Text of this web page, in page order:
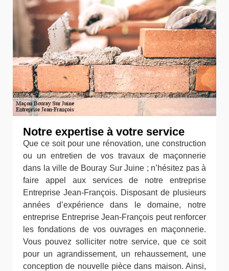
Notre expertise à votre service
Que ce soit pour une rénovation, une construction
ou un entretien de vos travaux de maçonnerie
dans la ville de Bouray Sur Juine ; n’hésitez pas à
faire appel aux services de notre entreprise
Entreprise Jean-François. Disposant de plusieurs
années d’expérience dans le domaine, notre
entreprise Entreprise Jean-François peut renforcer
les fondations de vos ouvrages en maçonnerie.
Vous pouvez solliciter notre service, que ce soit
pour un agrandissement, un rehaussement, une
conception de nouvelle pièce dans maison. Ainsi,